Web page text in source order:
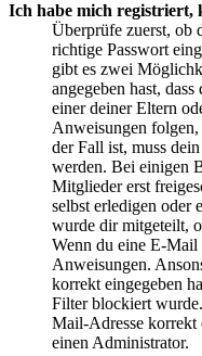
Ich habe mich registriert,
Überprüfe zuerst, ob
richtige Passwort
gibt es zwei
angegeben hast,
einer deiner Eltern
Anweisungen folgen,
der Fall ist, muss
werden. Bei einigen
Mitglieder erst
selbst erledigen oder
wurde dir mitgeteilt,
Wenn du eine E-Mail
Anweisungen.
korrekt eingegeben
Filter blockiert
Mail-Adresse korrekt
einen Administrator.